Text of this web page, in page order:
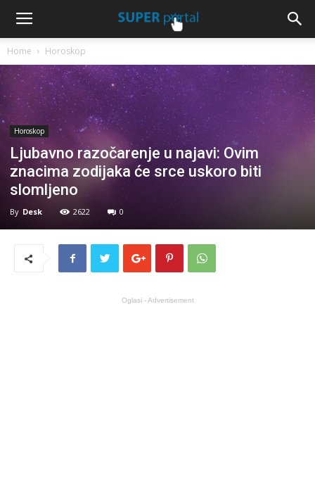
Home Horoskop
Horoskop
Ljubavno razočarenje u najavi: Ovim
znacima zodijaka će srce uskoro biti
slomljeno
By Desk 2622 0
Oglasi - Advertisement